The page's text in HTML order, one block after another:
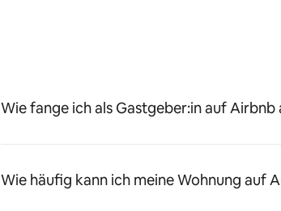
Wie fange ich als Gastgeber:in auf Airbnb
Wie häufig kann ich meine Wohnung auf